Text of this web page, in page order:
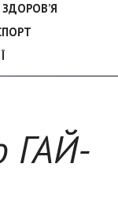
ЗДОРОВ’Я
ГАЙ-